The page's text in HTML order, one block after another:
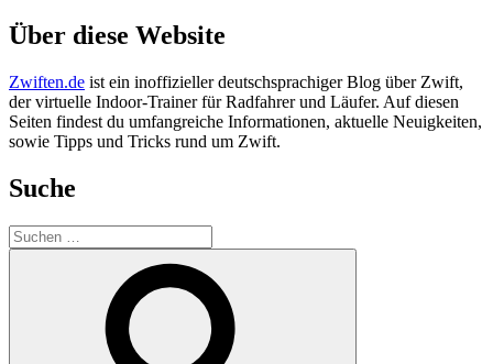
Über diese Website
Zwiften.de ist ein inoffizieller deutschsprachiger Blog über Zwift,
der virtuelle Indoor-Trainer für Radfahrer und Läufer. Auf diesen
Seiten findest du umfangreiche Informationen, aktuelle Neuigkeiten,
sowie Tipps und Tricks rund um Zwift.
Suche
Suche
nach: